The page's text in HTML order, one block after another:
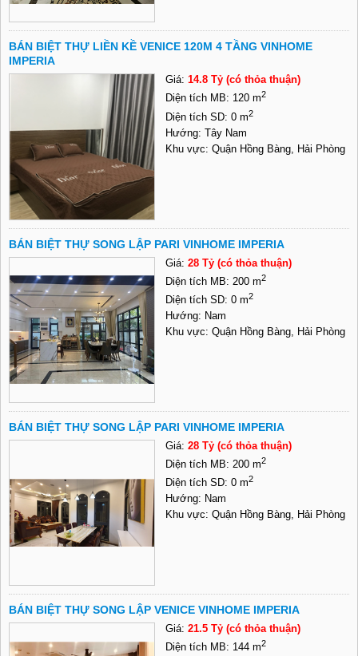
BÁN BIỆT THỰ LIỀN KỀ VENICE 120M 4 TẦNG VINHOME
IMPERIA
Giá: 14.8 Tỷ (có thỏa thuận)
Diện tích MB: 120 m2
Diện tích SD: 0 m2
Hướng: Tây Nam
Khu vực: Quận Hồng Bàng, Hải Phòng
BÁN BIỆT THỰ SONG LẬP PARI VINHOME IMPERIA
Giá: 28 Tỷ (có thỏa thuận)
Diện tích MB: 200 m2
Diện tích SD: 0 m2
Hướng: Nam
Khu vực: Quận Hồng Bàng, Hải Phòng
BÁN BIỆT THỰ SONG LẬP PARI VINHOME IMPERIA
Giá: 28 Tỷ (có thỏa thuận)
Diện tích MB: 200 m2
Diện tích SD: 0 m2
Hướng: Nam
Khu vực: Quận Hồng Bàng, Hải Phòng
BÁN BIỆT THỰ SONG LẬP VENICE VINHOME IMPERIA
Giá: 21.5 Tỷ (có thỏa thuận)
Diện tích MB: 144 m2